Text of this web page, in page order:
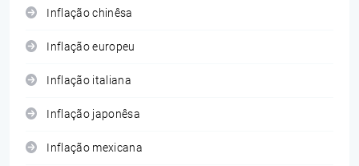
Inflação chinêsa
Inflação europeu
Inflação italiana
Inflação japonêsa
Inflação mexicana